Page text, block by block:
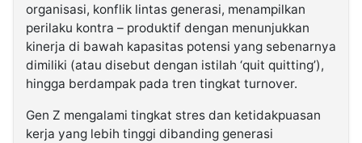
organisasi, konflik lintas generasi, menampilkan
perilaku kontra – produktif dengan menunjukkan
kinerja di bawah kapasitas potensi yang sebenarnya
dimiliki (atau disebut dengan istilah ‘quit quitting’),
hingga berdampak pada tren tingkat turnover.
Gen Z mengalami tingkat stres dan ketidakpuasan
kerja yang lebih tinggi dibanding generasi